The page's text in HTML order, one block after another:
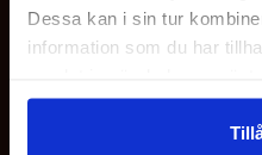
Dessa kan i sin tur
information som du har